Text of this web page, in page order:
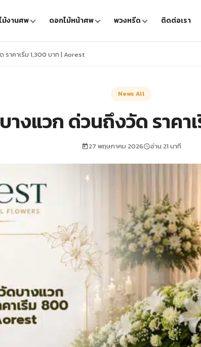
ม้งานศพ ดอกไม้หน้าศพ พวงหรีด ติดต่อเรา
าคาเริ่ม 1,300 บาท | Aorest
News All
งแวก ด่วนถึงวัด ราคา
27 พฤษภาคม 2026 อ่าน 21 นาที